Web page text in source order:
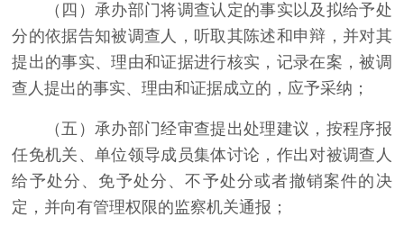
（四）承办部门将调查认定的事实以及拟给予处
分的依据告知被调查人，听取其陈述和申辩，并对其
提出的事实、理由和证据进行核实，记录在案，被调
查人提出的事实、理由和证据成立的，应予采纳；
（五）承办部门经审查提出处理建议，按程序报
任免机关、单位领导成员集体讨论，作出对被调查人
给予处分、免予处分、不予处分或者撤销案件的决
定，并向有管理权限的监察机关通报；